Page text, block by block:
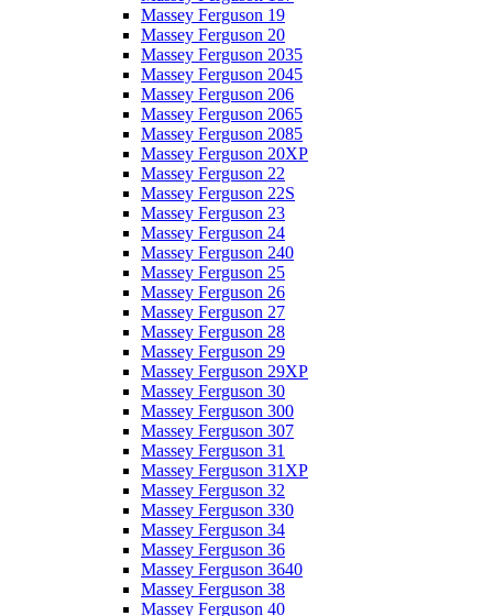
Massey Ferguson 19
Massey Ferguson 20
Massey Ferguson 2035
Massey Ferguson 2045
Massey Ferguson 206
Massey Ferguson 2065
Massey Ferguson 2085
Massey Ferguson 20XP
Massey Ferguson 22
Massey Ferguson 22S
Massey Ferguson 23
Massey Ferguson 24
Massey Ferguson 240
Massey Ferguson 25
Massey Ferguson 26
Massey Ferguson 27
Massey Ferguson 28
Massey Ferguson 29
Massey Ferguson 29XP
Massey Ferguson 30
Massey Ferguson 300
Massey Ferguson 307
Massey Ferguson 31
Massey Ferguson 31XP
Massey Ferguson 32
Massey Ferguson 330
Massey Ferguson 34
Massey Ferguson 36
Massey Ferguson 3640
Massey Ferguson 38
Massey Ferguson 40